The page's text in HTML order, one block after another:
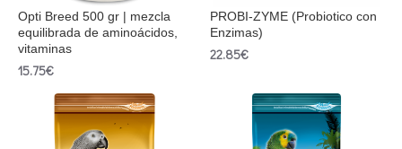
Opti Breed 500 gr | mezcla
equilibrada de aminoácidos,
vitaminas
15.75€
PROBI-ZYME (Probiotico con
Enzimas)
22.85€